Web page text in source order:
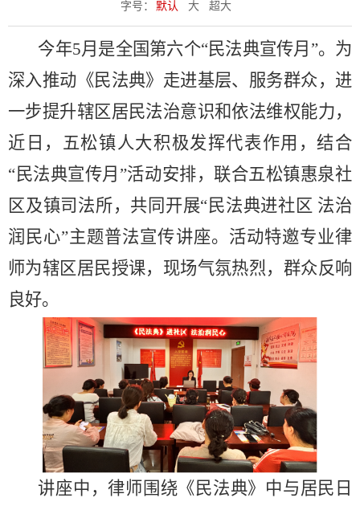
字号： 默认 大 超大
今年5月是全国第六个“民法典宣传月”。为
深入推动《民法典》走进基层、服务群众，进
一步提升辖区居民法治意识和依法维权能力，
近日，五松镇人大积极发挥代表作用，结合
“民法典宣传月”活动安排，联合五松镇惠泉社
区及镇司法所，共同开展“民法典进社区 法治
润民心”主题普法宣传讲座。活动特邀专业律
师为辖区居民授课，现场气氛热烈，群众反响
良好。
讲座中，律师围绕《民法典》中与居民日